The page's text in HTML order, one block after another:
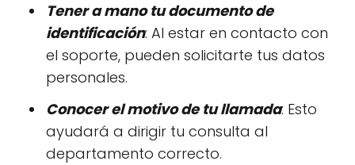
Tener a mano tu documento de
identificación: Al estar en contacto con
el soporte, pueden solicitarte tus datos
personales.
Conocer el motivo de tu llamada: Esto
ayudará a dirigir tu consulta al
departamento correcto.